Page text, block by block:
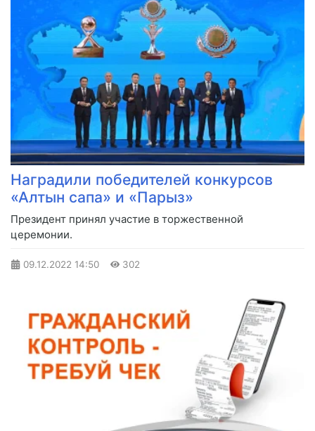
Наградили победителей конкурсов
«Алтын сапа» и «Парыз»
Президент принял участие в торжественной
церемонии.
09.12.2022 14:50 302